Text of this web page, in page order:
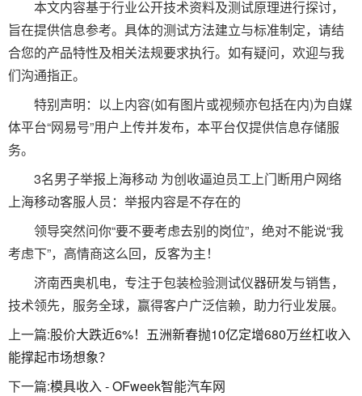
本文内容基于行业公开技术资料及测试原理进行探讨，
旨在提供信息参考。具体的测试方法建立与标准制定，请结
合您的产品特性及相关法规要求执行。如有疑问，欢迎与我
们沟通指正。
特别声明：以上内容(如有图片或视频亦包括在内)为自媒
体平台“网易号”用户上传并发布，本平台仅提供信息存储服
务。
3名男子举报上海移动 为创收逼迫员工上门断用户网络
上海移动客服人员：举报内容是不存在的
领导突然问你“要不要考虑去别的岗位”，绝对不能说“我
考虑下”，高情商这么回，反客为主！
济南西奥机电，专注于包装检验测试仪器研发与销售，
技术领先，服务全球，赢得客户广泛信赖，助力行业发展。
上一篇:股价大跌近6%！五洲新春抛10亿定增680万丝杠收入
能撑起市场想象？
下一篇:模具收入 - OFweek智能汽车网